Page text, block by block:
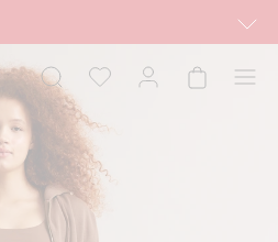
i Newbie oraz na kappahl.com. Ofert
Dziecko